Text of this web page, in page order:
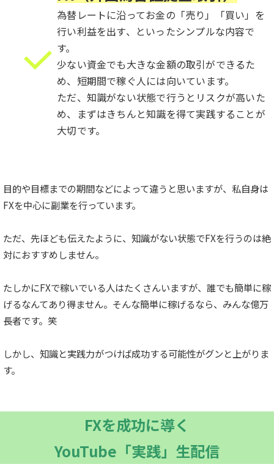
為替レートに沿ってお金の「売り」「買い」を
行い利益を出す、 といったシンプルな内容で
す。
少ない資金でも大きな金額の取引ができるた
め、 短期間で稼ぐ人には向いています。
ただ、知識がない状態で行うとリスクが高いた
め、 まずはきちんと知識を得て実践することが
大切です。
目的や目標までの期間などによって違うと思いますが、私自身は
FXを中心に副業を行っています。
ただ、先ほども伝えたように、知識がない状態でFXを行うのは絶
対におすすめしません。
たしかにFXで稼いでいる人はたくさんいますが、誰でも簡単に稼
げるなんてあり得ません。そんな簡単に稼げるなら、みんな億万
長者です。笑
しかし、知識と実践力がつけば成功する可能性がグンと上がりま
す。
FXを成功に導く
YouTube「実践」生配信